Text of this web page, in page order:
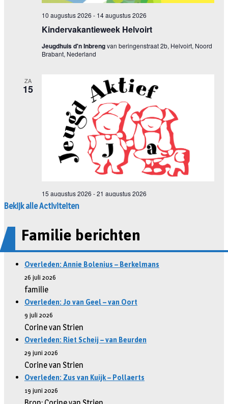
Bekijk alle Activiteiten
Familie berichten
Overleden: Annie Bolenius – Berkelmans
26 juli 2026
familie
Overleden: Jo van Geel – van Oort
9 juli 2026
Corine van Strien
Overleden: Riet Scheij – van Beurden
29 juni 2026
Corine van Strien
Overleden: Zus van Kuijk – Pollaerts
19 juni 2026